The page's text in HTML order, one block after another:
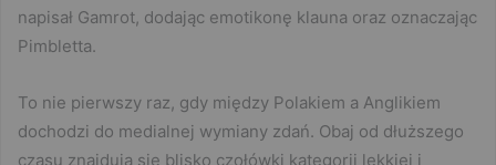
napisał Gamrot, dodając emotikonę klauna oraz oznaczając
Pimbletta.
To nie pierwszy raz, gdy między Polakiem a Anglikiem
dochodzi do medialnej wymiany zdań. Obaj od dłuższego
czasu znajdują się blisko czołówki kategorii lekkiej i